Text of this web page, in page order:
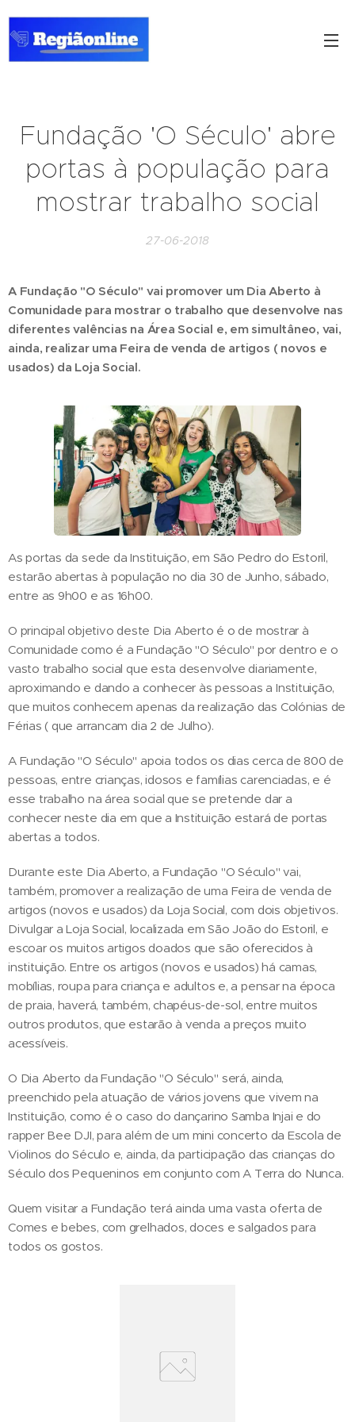
Fundação 'O Século' abre
portas à população para
mostrar trabalho social
27-06-2018
A Fundação "O Século" vai promover um Dia Aberto à
Comunidade para mostrar o trabalho que desenvolve nas
diferentes valências na Área Social e, em simultâneo, vai,
ainda, realizar uma Feira de venda de artigos ( novos e
usados) da Loja Social.
As portas da sede da Instituição, em São Pedro do Estoril,
estarão abertas à população no dia 30 de Junho, sábado,
entre as 9h00 e as 16h00.
O principal objetivo deste Dia Aberto é o de mostrar à
Comunidade como é a Fundação "O Século" por dentro e o
vasto trabalho social que esta desenvolve diariamente,
aproximando e dando a conhecer às pessoas a Instituição,
que muitos conhecem apenas da realização das Colónias de
Férias ( que arrancam dia 2 de Julho).
A Fundação "O Século" apoia todos os dias cerca de 800 de
pessoas, entre crianças, idosos e famílias carenciadas, e é
esse trabalho na área social que se pretende dar a
conhecer neste dia em que a Instituição estará de portas
abertas a todos.
Durante este Dia Aberto, a Fundação "O Século" vai,
também, promover a realização de uma Feira de venda de
artigos (novos e usados) da Loja Social, com dois objetivos.
Divulgar a Loja Social, localizada em São João do Estoril, e
escoar os muitos artigos doados que são oferecidos à
instituição. Entre os artigos (novos e usados) há camas,
mobílias, roupa para criança e adultos e, a pensar na época
de praia, haverá, também, chapéus-de-sol, entre muitos
outros produtos, que estarão à venda a preços muito
acessíveis.
O Dia Aberto da Fundação "O Século" será, ainda,
preenchido pela atuação de vários jovens que vivem na
Instituição, como é o caso do dançarino Samba Injai e do
rapper Bee DJI, para além de um mini concerto da Escola de
Violinos do Século e, ainda, da participação das crianças do
Século dos Pequeninos em conjunto com A Terra do Nunca.
Quem visitar a Fundação terá ainda uma vasta oferta de
Comes e bebes, com grelhados, doces e salgados para
todos os gostos.